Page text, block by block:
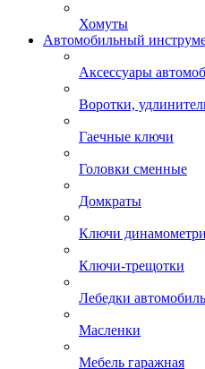
Хомуты
Автомобильный
Аксессуары
Воротки,
Гаечные ключи
Головки сменные
Домкраты
Ключи
Ключи-трещотки
Лебедки
Масленки
Мебель гаражная